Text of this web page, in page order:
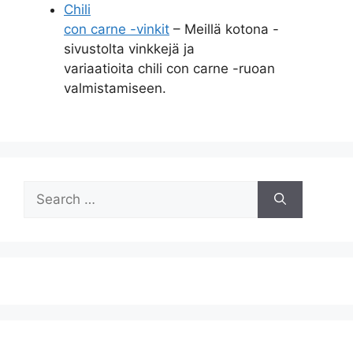
Chili
con carne -vinkit – Meillä kotona -
sivustolta vinkkejä ja
variaatioita chili con carne -ruoan
valmistamiseen.
Search
for: